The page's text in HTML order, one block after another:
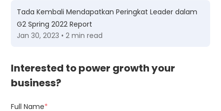
Tada Kembali Mendapatkan Peringkat Leader dalam
G2 Spring 2022 Report
Jan 30, 2023 • 2 min read
Interested to power growth your
business?
Full Name*